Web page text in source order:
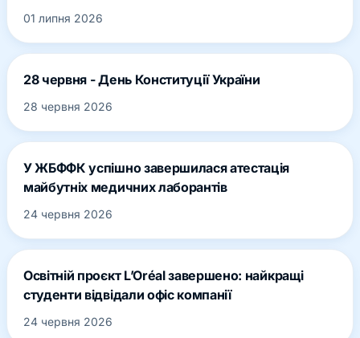
01 липня 2026
28 червня - День Конституції України
28 червня 2026
У ЖБФФК успішно завершилася атестація
майбутніх медичних лаборантів
24 червня 2026
Освітній проєкт L’Oréal завершено: найкращі
студенти відвідали офіс компанії
24 червня 2026